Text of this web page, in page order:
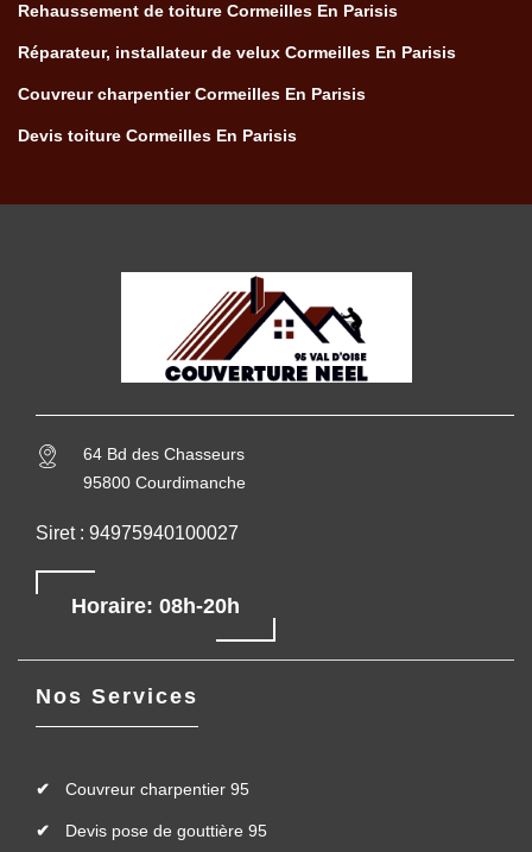
Rehaussement de toiture Cormeilles En Parisis
Réparateur, installateur de velux Cormeilles En Parisis
Couvreur charpentier Cormeilles En Parisis
Devis toiture Cormeilles En Parisis
64 Bd des Chasseurs
95800 Courdimanche
Siret : 94975940100027
Horaire: 08h-20h
Nos Services
Couvreur charpentier 95
Devis pose de gouttière 95